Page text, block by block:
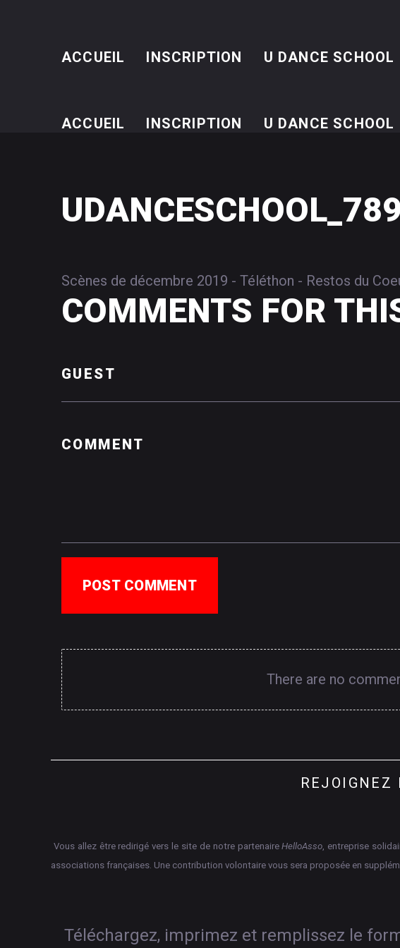
ACCUEIL INSCRIPTION U DANCE SCHOOL
ACCUEIL INSCRIPTION U DANCE SCHOOL
Scènes de décembre 2019 - Téléthon - Restos du
COMMENTS FOR
POST COMMENT
There are no
REJOIGNEZ
Vous allez être redirigé vers le site de notre partenaireHelloAsso, entreprise
associations françaises. Une contribution volontaire vous sera proposée en
Téléchargez, imprimez et remplissez le